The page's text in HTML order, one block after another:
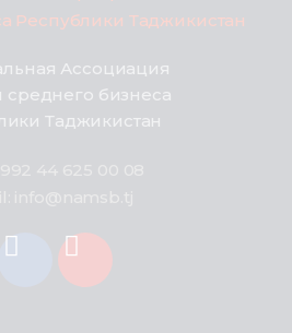
Ассоциация
среднего бизнеса
Таджикистан